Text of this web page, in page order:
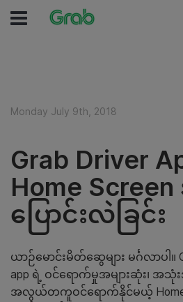
Monday July 9th, 2018
Grab Driver
Home
ပြောင်းလဲခြင်း
ယာဉ်မောင်းမိတ်ဆွေများ မင်္ဂလာပါ။
app ရဲ့ ဝင်ရောက်မှုအများဆုံး၊ အသုံ
အလွယ်တကူဝင်ရောက်နိုင်မယ့် Home